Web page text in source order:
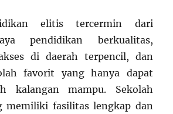
elitis tercermin dari
pendidikan berkualitas,
di daerah terpencil, dan
favorit yang hanya dapat
kalangan mampu. Sekolah
memiliki fasilitas lengkap dan